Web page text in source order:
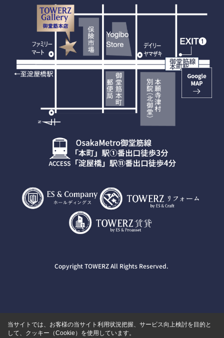
Copyright TOWERZ All Rights Reserved.
当サイトでは、お客様の当サイト利用状況把握、サービス向上検討を目的と
して、クッキー（Cookie）を使用しています。